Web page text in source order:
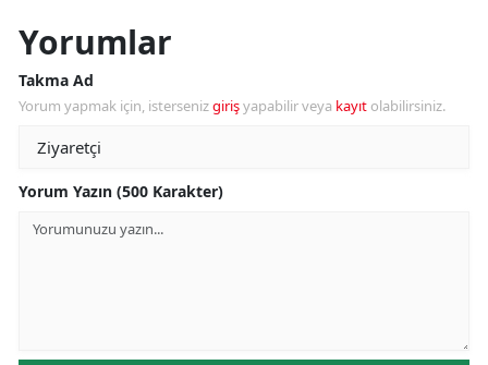
Yorumlar
Takma Ad
Yorum yapmak için, istersenizgirişyapabilir veya kayıt olabilirsiniz.
Yorum Yazın (500 Karakter)